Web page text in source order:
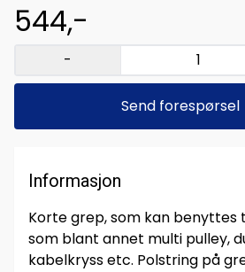
544,-
-
Send forespørsel
Informasjon
Korte grep, som kan
som blant annet multi pulley,
kabelkryss etc. Polstring på